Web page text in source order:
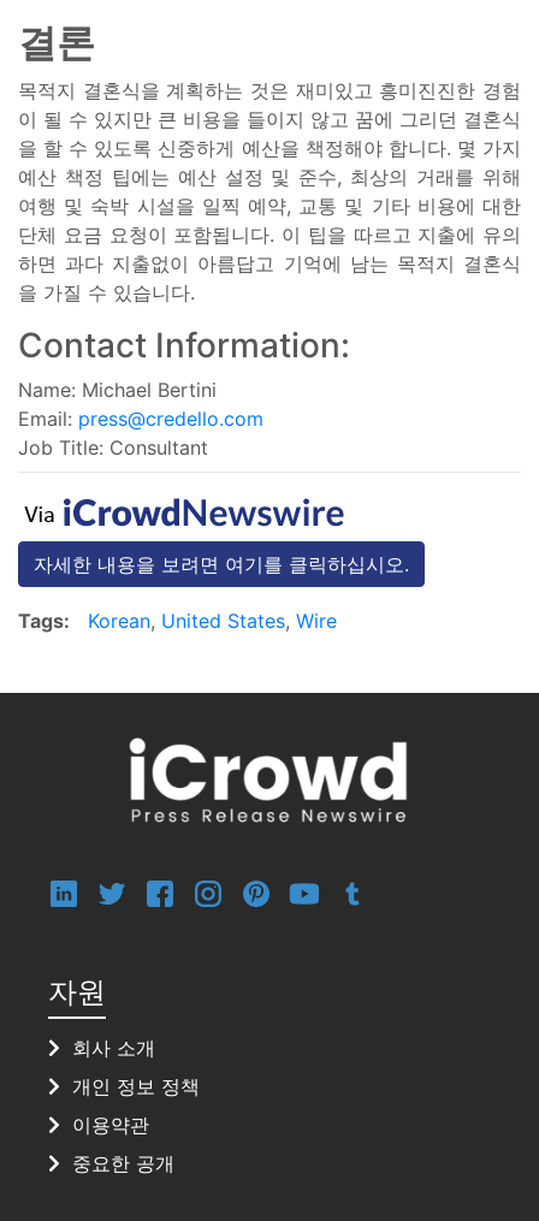
결론
목적지 결혼식을 계획하는 것은 재미있고 흥미진진한 경험
이 될 수 있지만 큰 비용을 들이지 않고 꿈에 그리던 결혼식
을 할 수 있도록 신중하게 예산을 책정해야 합니다. 몇 가지
예산 책정 팁에는 예산 설정 및 준수, 최상의 거래를 위해
여행 및 숙박 시설을 일찍 예약, 교통 및 기타 비용에 대한
단체 요금 요청이 포함됩니다. 이 팁을 따르고 지출에 유의
하면 과다 지출없이 아름답고 기억에 남는 목적지 결혼식
을 가질 수 있습니다.
Contact Information:
Name: Michael Bertini
Email: press@credello.com
Job Title: Consultant
자세한 내용을 보려면 여기를 클릭하십시오.
Tags: Korean, United States, Wire
자원
회사 소개
개인 정보 정책
이용약관
중요한 공개